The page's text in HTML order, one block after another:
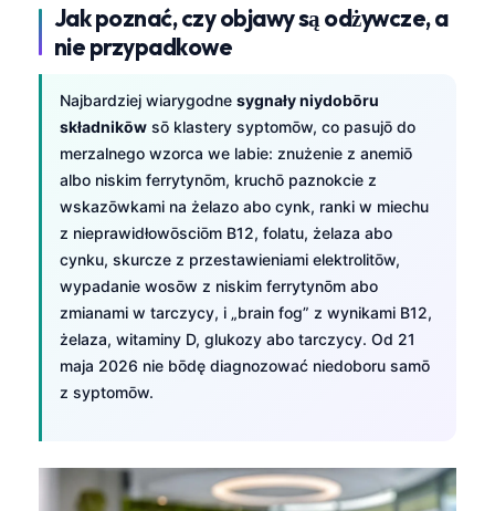
Jak poznać, czy objawy są odżywcze, a
nie przypadkowe
Najbardziej wiarygodne sygnały niydobōru
składnikōw sō klastery syptomōw, co pasujō do
merzalnego wzorca we labie: znużenie z anemiō
albo niskim ferrytynōm, kruchō paznokcie z
wskazōwkami na żelazo abo cynk, ranki w miechu
z nieprawidłowōsciōm B12, folatu, żelaza abo
cynku, skurcze z przestawieniami elektrolitōw,
wypadanie wosōw z niskim ferrytynōm abo
zmianami w tarczycy, i „brain fog” z wynikami B12,
żelaza, witaminy D, glukozy abo tarczycy. Od 21
maja 2026 nie bōdę diagnozować niedoboru samō
z syptomōw.